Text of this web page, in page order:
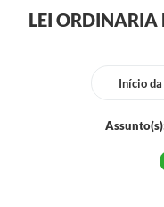
Denúncia de Lotes sujos
Lei Paulo Gustavo
LEI ORDINARIA
Início